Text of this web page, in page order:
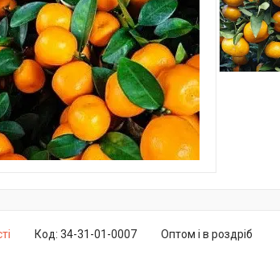
Оптом і в роздріб
Код: 34-31-01-0007